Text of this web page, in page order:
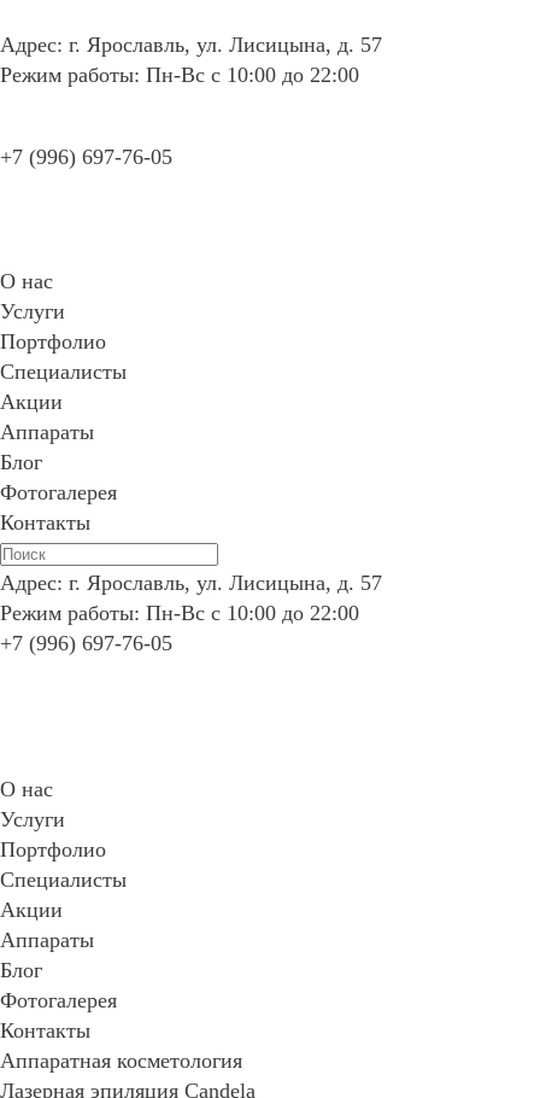
Адрес: г. Ярославль, ул. Лисицына, д. 57
Режим работы: Пн-Вс с 10:00 до 22:00
+7 (996) 697-76-05
О нас
Услуги
Портфолио
Специалисты
Акции
Аппараты
Блог
Фотогалерея
Контакты
Адрес: г. Ярославль, ул. Лисицына, д. 57
Режим работы: Пн-Вс с 10:00 до 22:00
+7 (996) 697-76-05
О нас
Услуги
Портфолио
Специалисты
Акции
Аппараты
Блог
Фотогалерея
Контакты
Аппаратная косметология
Лазерная эпиляция Candela